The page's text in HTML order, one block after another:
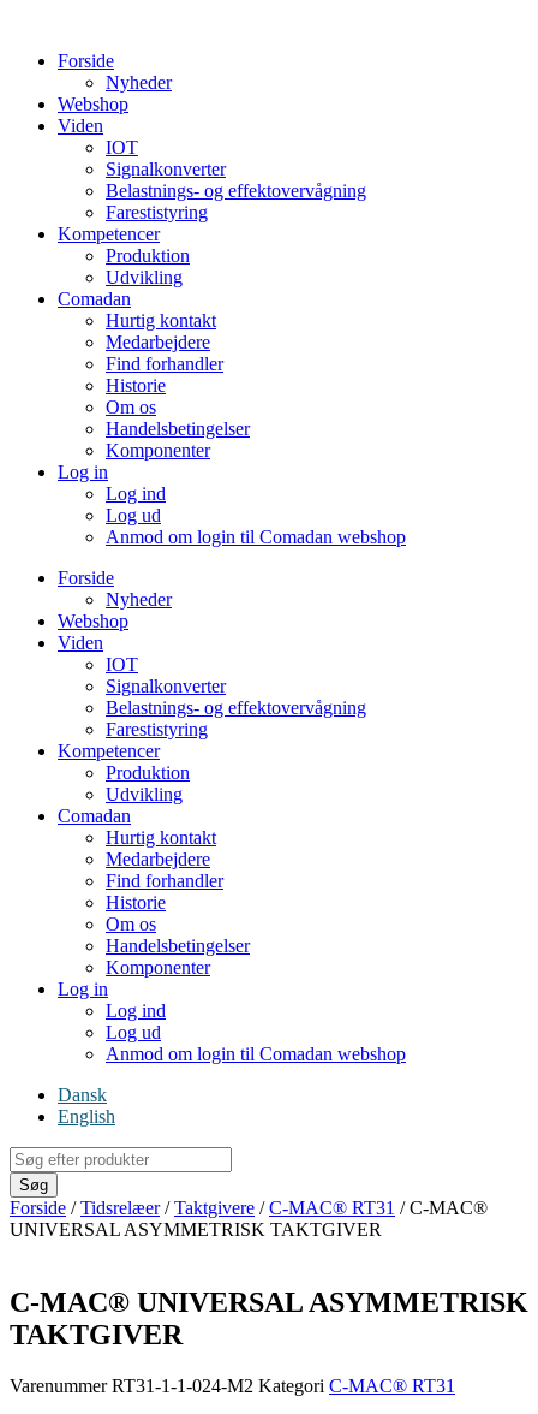
indholdForside
Nyheder
Webshop
Viden
IOT
Signalkonverter
Belastnings- og effektovervågning
Farestistyring
Kompetencer
Produktion
Udvikling
Comadan
Hurtig kontakt
Medarbejdere
Find forhandler
Historie
Om os
Handelsbetingelser
Komponenter
Log in
Log ind
Log ud
Anmod om login til Comadan webshop
Forside
Nyheder
Webshop
Viden
IOT
Signalkonverter
Belastnings- og effektovervågning
Farestistyring
Kompetencer
Produktion
Udvikling
Comadan
Hurtig kontakt
Medarbejdere
Find forhandler
Historie
Om os
Handelsbetingelser
Komponenter
Log in
Log ind
Log ud
Anmod om login til Comadan webshop
Dansk
English
Products
search
Søg
Forside /Tidsrelæer/Taktgivere /C-MAC® RT31 / C-MAC®
UNIVERSAL ASYMMETRISK TAKTGIVER
C-MAC® UNIVERSAL ASYMMETRISK
TAKTGIVER
VarenummerRT31-1-1-024-M2 Kategori C-MAC® RT31